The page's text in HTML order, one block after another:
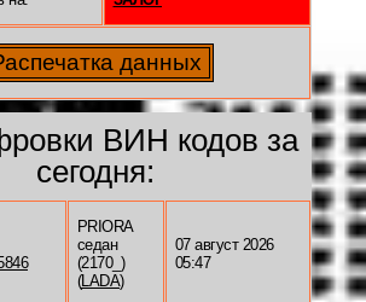
ВИН кодов за
сегодня:
PRIORA
седан
(2170_)
(LADA)
07 август 2026
05:47